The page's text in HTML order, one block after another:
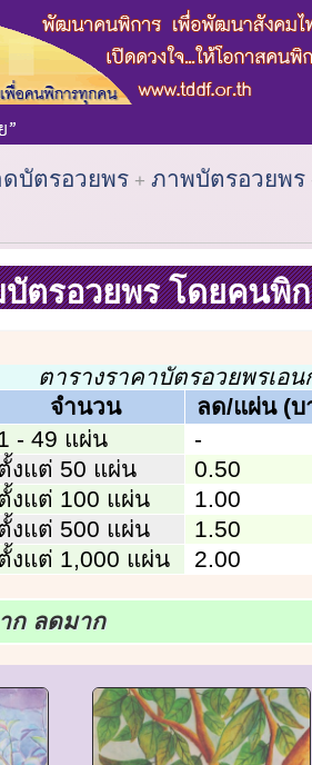
บัตรอวยพร ภาพบัตรอวยพร
บัตรอวยพร โดยคนพิ
ตารางราคาบัตรอวยพรเอน
จำนวน ลด/แผ่น (บ
- 49 แผ่น -
งแต่ 50 แผ่น 0.50
งแต่ 100 แผ่น 1.00
งแต่ 500 แผ่น 1.50
งแต่ 1,000 แผ่น 2.00
ก ลดมาก